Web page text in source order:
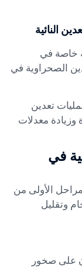
النائية
خاصة في
الصحراوية في
تعدين
معدلات
في
الأولى من
وتقليل
على صخور